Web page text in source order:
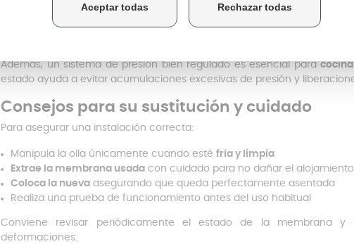
Cuando la presión se mantiene correctamente, la cocción es más
alimentos más sabrosos, mejor conservación de nutrientes y menor
Además, un sistema de presión bien regulado es esencial para
estado ayuda a evitar acumulaciones excesivas de presión y
Consejos para su sustitución y cuidado
Para asegurar una instalación correcta:
Manipula la olla únicamente cuando esté fría y limpia
Extrae la membrana usada con cuidado para no dañar el alojamiento
Coloca la nueva asegurando que queda perfectamente asentada
Realiza una prueba de funcionamiento antes del uso habitual
Conviene revisar periódicamente el estado de la membrana y
deformaciones.